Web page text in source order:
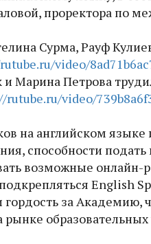
проректора по
Сурма, Рауф
video/
Марина Петрова
video/
на английском
способности
возможные
English
гордость за
образовательных